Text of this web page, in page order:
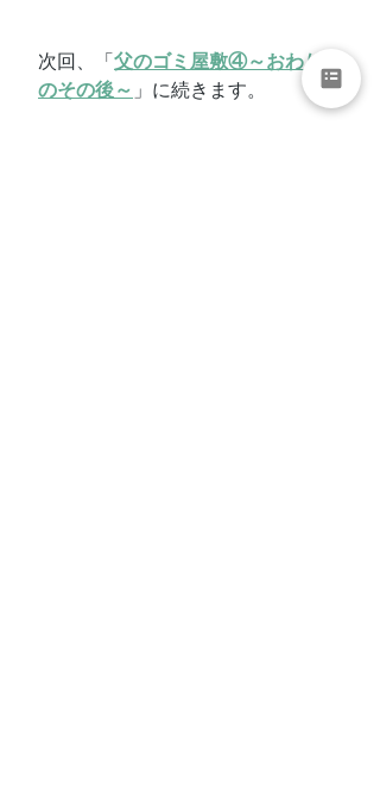
次回、「父のゴミ屋敷④～おわり
のその後～ 」に続きます。